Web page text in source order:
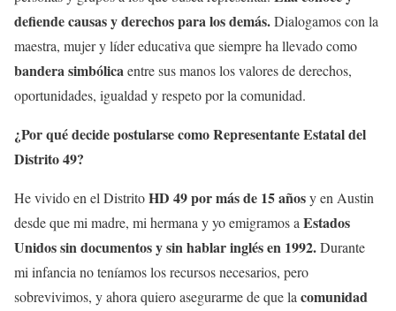
defiende causas y derechos para los demás.Dialogamos con la
maestra, mujer y líder educativa que siempre ha llevado como
bandera simbólicaentre sus manos los valores de derechos,
oportunidades, igualdad y respeto por la comunidad.
¿Por qué decide postularse como Representante Estatal del
Distrito 49?
He vivido en el DistritoHD 49 por más de 15 añosy en Austin
desde que mi madre, mi hermana y yo emigramos aEstados
Unidos sin documentos y sin hablar inglés en 1992.Durante
mi infancia no teníamos los recursos necesarios, pero
sobrevivimos, y ahora quiero asegurarme de que lacomunidad